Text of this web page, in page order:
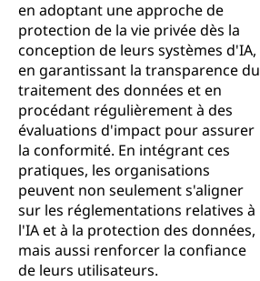
en adoptant une approche de
protection de la vie privée dès la
conception de leurs systèmes d'IA,
en garantissant la transparence du
traitement des données et en
procédant régulièrement à des
évaluations d'impact pour assurer
la conformité. En intégrant ces
pratiques, les organisations
peuvent non seulement s'aligner
sur les réglementations relatives à
l'IA et à la protection des données,
mais aussi renforcer la confiance
de leurs utilisateurs.